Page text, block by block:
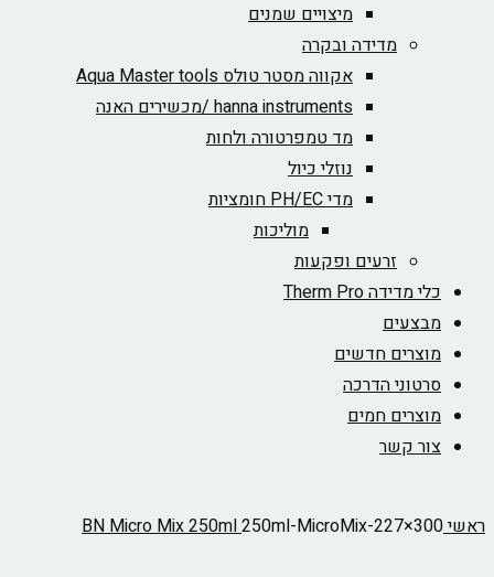
מיצויים שמנים
מדידה ובקרה
אקווה מסטר טולס Aqua Master tools
hanna instruments /מכשירים האנה
מד טמפרטורה ולחות
נוזלי כיול
מדי PH/EC חומציות
מוליכות
זרעים ופקעות
כלי מדידה Therm Pro
מבצעים
מוצרים חדשים
סרטוני הדרכה
מוצרים חמים
צור קשר
ראשי BN Micro Mix 250ml250ml-MicroMix-227×300